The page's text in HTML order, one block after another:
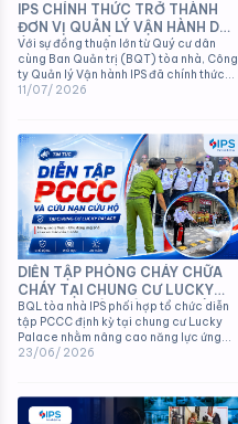
IPS CHÍNH THỨC TRỞ THÀNH
ĐƠN VỊ QUẢN LÝ VẬN HÀNH DỰ
ÁN HƯNG PHÚC HAPPY
RESIDENCE PREMIER (PHÚ MỸ
HƯNG)
Với sự đồng thuận lớn từ Quý cư dân
cùng Ban Quản trị (BQT) tòa nhà, Công
ty Quản lý Vận hành IPS đã chính thức
được lựa chọn để tiếp quản và điều
11/07/ 2026
DIỄN TẬP PHÒNG CHÁY CHỮA
CHÁY TẠI CHUNG CƯ LUCKY
PALACE - ĐẢM BẢO AN TOÀN
CHO CƯ DÂN
BQL tòa nhà IPS phối hợp tổ chức diễn
tập PCCC định kỳ tại chung cư Lucky
Palace nhằm nâng cao năng lực ứng
phó thực tế và bảo vệ an toàn tuyệt đối
23/06/ 2026